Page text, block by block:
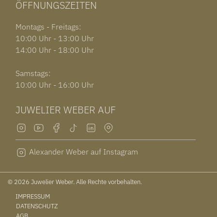
ÖFFNUNGSZEITEN
Montags - Freitags:
10:00 Uhr - 13:00 Uhr
14:00 Uhr - 18:00 Uhr
Samstags:
10:00 Uhr - 16:00 Uhr
JUWELIER WEBER AUF
Alexander Weber auf Instagram
© 2026 Juwelier Weber. Alle Rechte vorbehalten.
IMPRESSUM
DATENSCHUTZ